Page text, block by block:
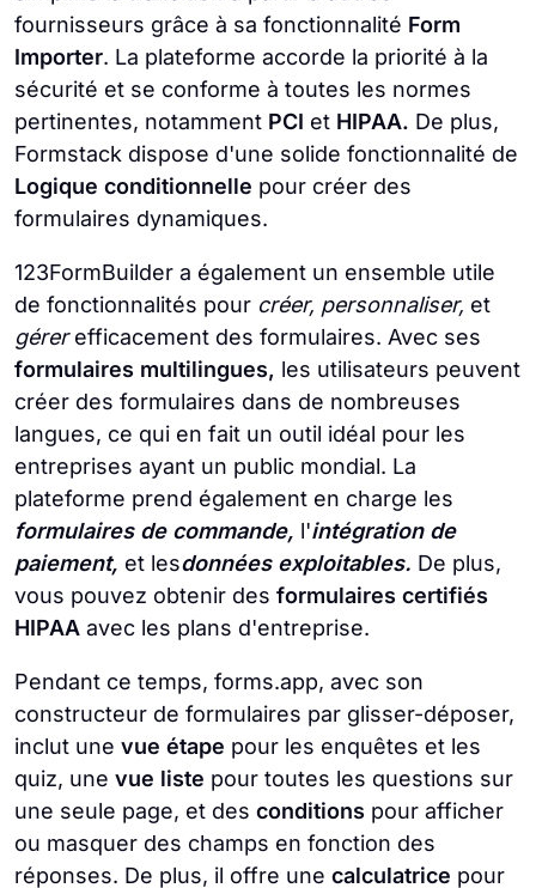
fournisseurs grâce à sa fonctionnalité Form
Importer. La plateforme accorde la priorité à la
sécurité et se conforme à toutes les normes
pertinentes, notamment PCI et HIPAA. De plus,
Formstack dispose d'une solide fonctionnalité de
Logique conditionnelle pour créer des
formulaires dynamiques.
123FormBuilder a également un ensemble utile
de fonctionnalités pour créer, personnaliser, et
gérerefficacement des formulaires. Avec ses
formulaires multilingues, les utilisateurs peuvent
créer des formulaires dans de nombreuses
langues, ce qui en fait un outil idéal pour les
entreprises ayant un public mondial. La
plateforme prend également en charge les
formulaires de commande, l'intégration de
paiement, et lesdonnées exploitables. De plus,
vous pouvez obtenir des formulaires certifiés
HIPAA avec les plans d'entreprise.
Pendant ce temps, forms.app, avec son
constructeur de formulaires par glisser-déposer,
inclut une vue étape pour les enquêtes et les
quiz, une vue liste pour toutes les questions sur
une seule page, et des conditions pour afficher
ou masquer des champs en fonction des
réponses. De plus, il offre une calculatrice pour